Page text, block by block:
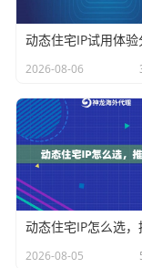
常见翻车现场
拦截 → 确认账号
证）状况二：
网
联系客服获取最
→ 可能是端口会
动态住宅IP试用体验
2026-08-06
2026-08-05